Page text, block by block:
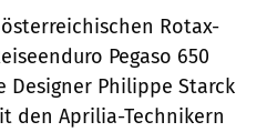
Rotax-
Pegaso 650
Designer Philippe Starck
den Aprilia-Technikern